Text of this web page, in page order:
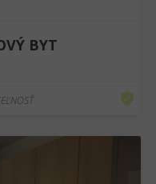
BYT